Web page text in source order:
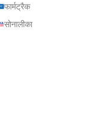
फार्मट्रैक
सोनालीका